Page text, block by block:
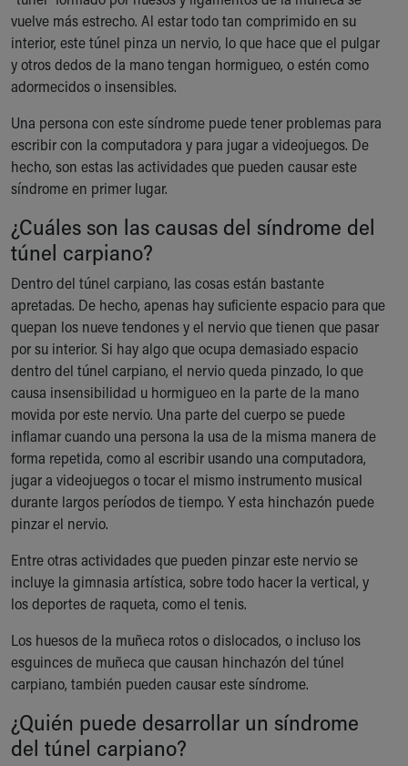
Ronald McDonald House Care Mobile
Health Centers
Symptom Checker
Financial Services
Family Supports
Sports Health Services Provider for Akron Zips
New Parents
Find a Pediatrics Location
MyChart
Make an Appointment
Breastfeeding Medicine
Child Passenger Safety
Safe Sleep for Babies
Safe Sleep
About Akron Children's Pediatrics
Who We Are
Building a Brighter Future
Our Mission, Vision, Promise
Calendar of Events
Community Mission
Connect With Us
Our Culture of Caring
Our Leadership
Quality and Patient Safety
Unity and Engagement
Our History
More childhood, please.™
Cincinnati Children's
Your Visit
MyChart Telehealth Visits
Directions
vuelve más estrecho. Al estar todo tan comprimido en su
interior, este túnel pinza un nervio, lo que hace que el pulgar
y otros dedos de la mano tengan hormigueo, o estén como
adormecidos o insensibles.
Una persona con este síndrome puede tener problemas para
escribir con la computadora y para jugar a videojuegos. De
hecho, son estas las actividades que pueden causar este
síndrome en primer lugar.
¿Cuáles son las causas del síndrome del
túnel carpiano?
Dentro del túnel carpiano, las cosas están bastante
apretadas. De hecho, apenas hay suficiente espacio para que
quepan los nueve tendones y el nervio que tienen que pasar
por su interior. Si hay algo que ocupa demasiado espacio
dentro del túnel carpiano, el nervio queda pinzado, lo que
causa insensibilidad u hormigueo en la parte de la mano
movida por este nervio. Una parte del cuerpo se puede
inflamar cuando una persona la usa de la misma manera de
forma repetida, como al escribir usando una computadora,
jugar a videojuegos o tocar el mismo instrumento musical
durante largos períodos de tiempo. Y esta hinchazón puede
pinzar el nervio.
Entre otras actividades que pueden pinzar este nervio se
incluye la gimnasia artística, sobre todo hacer la vertical, y
los deportes de raqueta, como el tenis.
Los huesos de la muñeca rotos o dislocados, o incluso los
esguinces de muñeca que causan hinchazón del túnel
carpiano, también pueden causar este síndrome.
¿Quién puede desarrollar un síndrome
del túnel carpiano?